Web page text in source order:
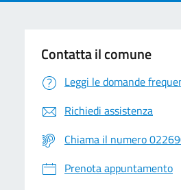
Contatta il comune
Leggi le domande
Richiedi assistenza
Chiama il numero
Prenota appuntamento